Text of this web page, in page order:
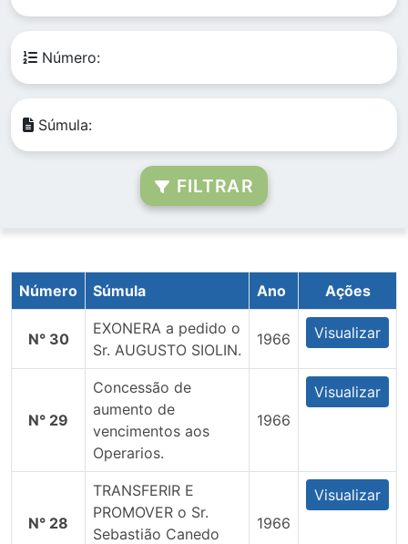
Número:
Súmula:
FILTRAR
Número Súmula Ano Ações
N° 30
EXONERA a pedido o
Sr. AUGUSTO SIOLIN.
1966 Visualizar
N° 29
Concessão de
aumento de
vencimentos aos
Operarios.
1966
Visualizar
N° 28
TRANSFERIR E
PROMOVER o Sr.
Sebastião Canedo
1966
Visualizar